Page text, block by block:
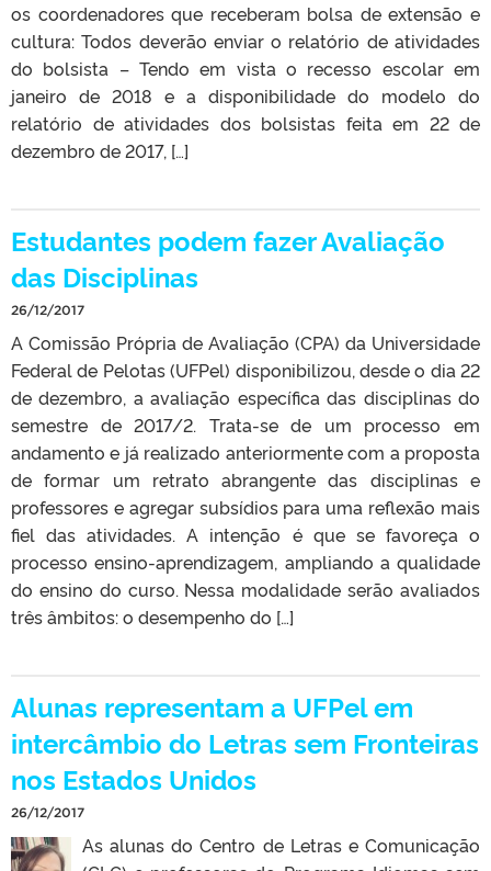
os coordenadores que receberam bolsa de extensão e
cultura: Todos deverão enviar o relatório de atividades
do bolsista – Tendo em vista o recesso escolar em
janeiro de 2018 e a disponibilidade do modelo do
relatório de atividades dos bolsistas feita em 22 de
dezembro de 2017, […]
Estudantes podem fazer Avaliação
das Disciplinas
26/12/2017
A Comissão Própria de Avaliação (CPA) da Universidade
Federal de Pelotas (UFPel) disponibilizou, desde o dia 22
de dezembro, a avaliação específica das disciplinas do
semestre de 2017/2. Trata-se de um processo em
andamento e já realizado anteriormente com a proposta
de formar um retrato abrangente das disciplinas e
professores e agregar subsídios para uma reflexão mais
fiel das atividades. A intenção é que se favoreça o
processo ensino-aprendizagem, ampliando a qualidade
do ensino do curso. Nessa modalidade serão avaliados
três âmbitos: o desempenho do […]
Alunas representam a UFPel em
intercâmbio do Letras sem Fronteiras
nos Estados Unidos
26/12/2017
As alunas do Centro de Letras e Comunicação